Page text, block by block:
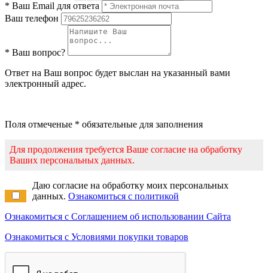
* Ваш Email для ответа
Ваш телефон
* Ваш вопрос?
Ответ на Ваш вопрос будет выслан на указанный вами
электронный адрес.
Поля отмеченые * обязательные для заполнения
Для продолжения требуется Ваше согласие на обработку
Ваших персональных данных.
Даю согласие на обработку моих персональных
данных. Ознакомиться с политикой
Ознакомиться с Соглашением об использовании Сайта
Ознакомиться с Условиями покупки товаров